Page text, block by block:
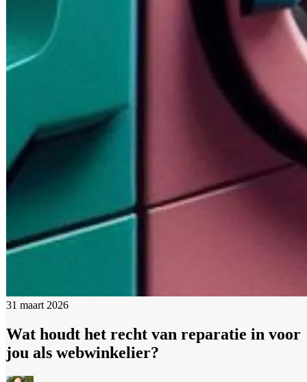
31 maart 2026
Wat houdt het recht van reparatie in voor
jou als webwinkelier?